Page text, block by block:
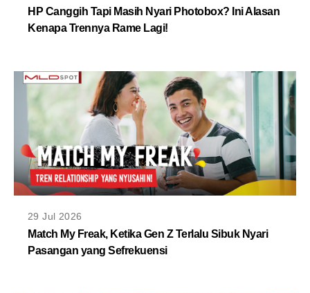
HP Canggih Tapi Masih Nyari Photobox? Ini Alasan
Kenapa Trennya Rame Lagi!
29 Jul 2026
Match My Freak, Ketika Gen Z Terlalu Sibuk Nyari
Pasangan yang Sefrekuensi